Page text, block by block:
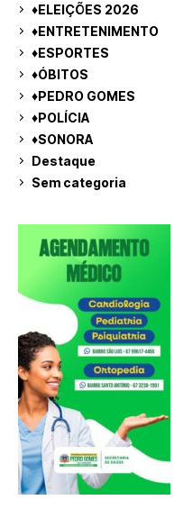
♦ELEIÇÕES 2026
♦ENTRETENIMENTO
♦ESPORTES
♦ÓBITOS
♦PEDRO GOMES
♦POLÍCIA
♦SONORA
Destaque
Sem categoria